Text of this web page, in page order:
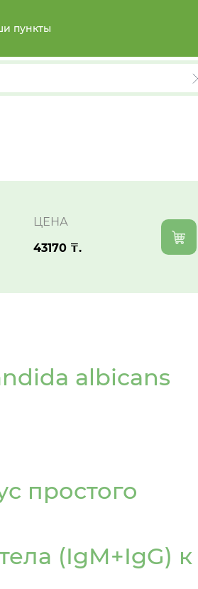
пункты
ЦЕНА
43170 ₸.
albicans
простого
(IgM+IgG) к